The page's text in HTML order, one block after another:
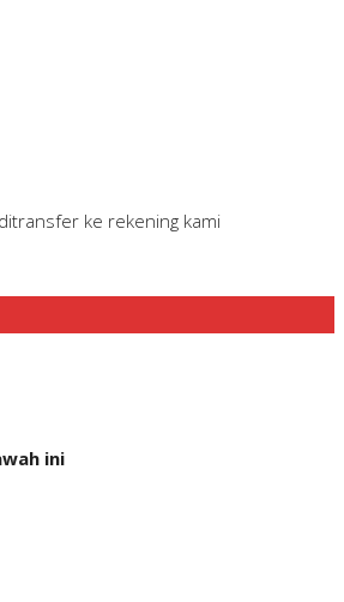
ke rekening kami
ini